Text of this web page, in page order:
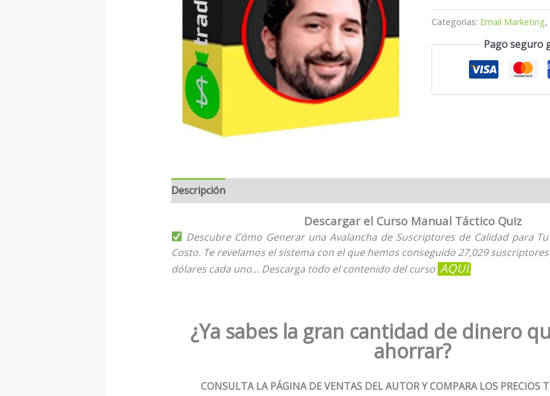
Categorías: Email Marketing,
Pago seguro
Descripción
Descargar el Curso Manual Táctico Quiz
Descubre Cómo Generar una Avalancha de Suscriptores de Calidad para
Costo. Te revelamos el sistema con el que hemos conseguido 27,029
dólares cada uno… Descarga todo el contenido del curso AQUÍ.
¿Ya sabes la gran cantidad de dinero
ahorrar?
CONSULTA LA PÁGINA DE VENTAS DEL AUTOR Y COMPARA LOS PRECIOS